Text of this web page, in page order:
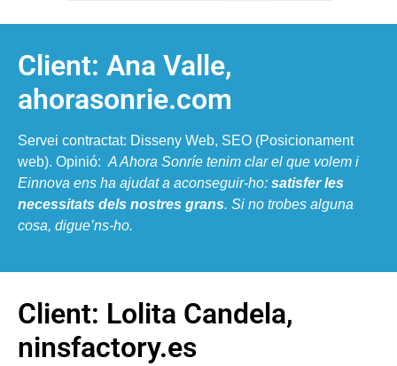
Client: Ana Valle,
ahorasonrie.com
Servei contractat: Disseny Web, SEO (Posicionament
web). Opinió: A Ahora Sonríe tenim clar el que volem i
Einnova ens ha ajudat a aconseguir-ho: satisfer les
necessitats dels nostres grans. Si no trobes alguna
cosa, digue’ns-ho.
Client: Lolita Candela,
ninsfactory.es